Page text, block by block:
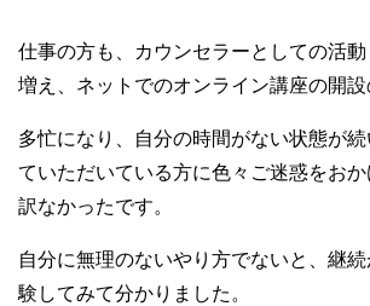
仕事の方も、カウンセラーとしての活
増え、ネットでのオンライン講座の開設
多忙になり、自分の時間がない状態が
ていただいている方に色々ご迷惑をお
訳なかったです。
自分に無理のないやり方でないと、継
験してみて分かりました。